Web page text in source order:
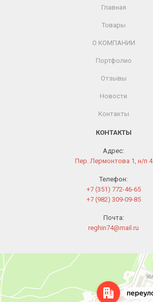
Главная
Товары
О КОМПАНИИ
Портфолио
Отзывы
Новости
Контакты
КОНТАКТЫ
Адрес:
Пер. Лермонтова 1, н/п 4
Телефон:
+7 (351) 772-46-65
+7 (982) 309-09-85
Почта:
reghin74@mail.ru
Челябинск
Переулок Лермонтова, 1 — Яндекс Карты